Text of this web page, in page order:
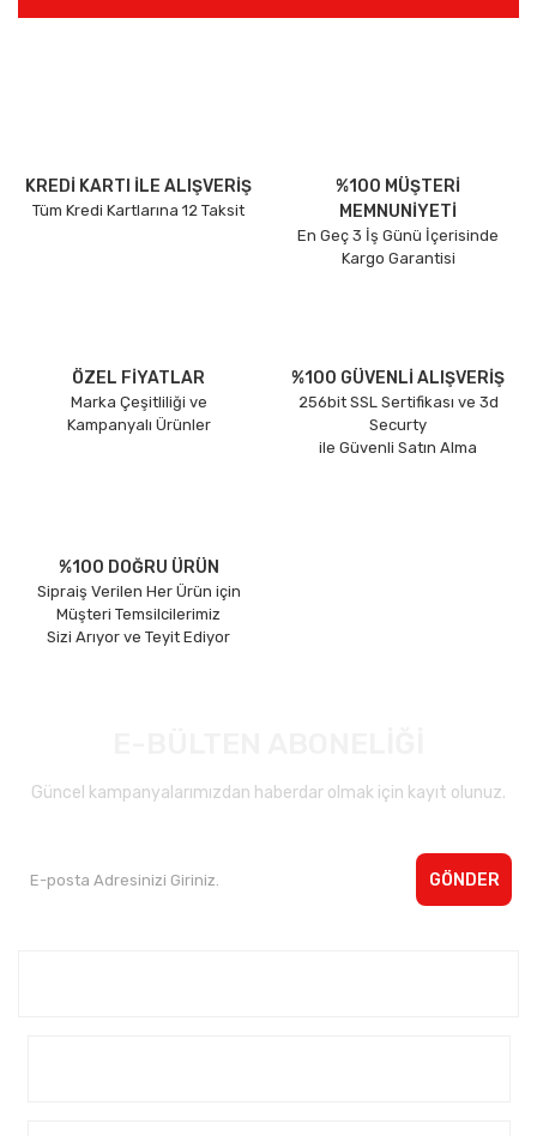
KREDİ KARTI İLE ALIŞVERİŞ
Tüm Kredi Kartlarına 12 Taksit
%100 MÜŞTERİ
MEMNUNİYETİ
En Geç 3 İş Günü İçerisinde
Kargo Garantisi
ÖZEL FİYATLAR
Marka Çeşitliliği ve
Kampanyalı Ürünler
%100 GÜVENLİ ALIŞVERİŞ
256bit SSL Sertifikası ve 3d
Securty
ile Güvenli Satın Alma
%100 DOĞRU ÜRÜN
Sipraiş Verilen Her Ürün için
Müşteri Temsilcilerimiz
Sizi Arıyor ve Teyit Ediyor
Güncel kampanyalarımızdan haberdar olmak için kayıt olunuz.
GÖNDER